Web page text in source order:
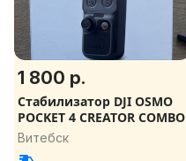
1 800 р.
Стабилизатор DJI OSMO
POCKET 4 CREATOR COMBO
Витебск